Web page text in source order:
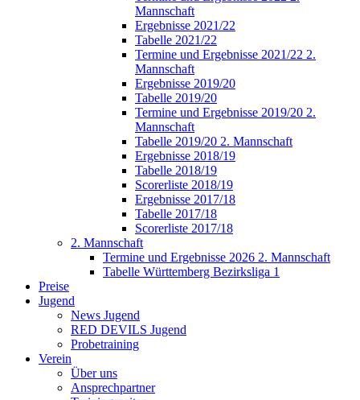
Mannschaft
Ergebnisse 2021/22
Tabelle 2021/22
Termine und Ergebnisse 2021/22 2.
Mannschaft
Ergebnisse 2019/20
Tabelle 2019/20
Termine und Ergebnisse 2019/20 2.
Mannschaft
Tabelle 2019/20 2. Mannschaft
Ergebnisse 2018/19
Tabelle 2018/19
Scorerliste 2018/19
Ergebnisse 2017/18
Tabelle 2017/18
Scorerliste 2017/18
2. Mannschaft
Termine und Ergebnisse 2026 2. Mannschaft
Tabelle Württemberg Bezirksliga 1
Preise
Jugend
News Jugend
RED DEVILS Jugend
Probetraining
Verein
Über uns
Ansprechpartner